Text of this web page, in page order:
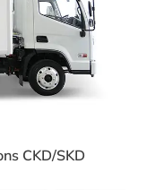
CKD/SKD